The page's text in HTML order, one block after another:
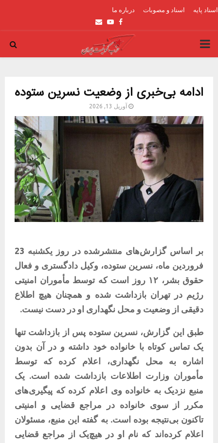
اسناد پایه اسناد و مصوبات درباره ما
Facebook
Youtube
Email
PRIMARY
ادامه بی‌خبری از وضعیت نسرین ستوده
آوریل 13, 2026
بر اساس گزارش‌های منتشرشده در روز یکشنبه 23
فروردین ماه، نسرین ستوده، وکیل دادگستری و فعال
حقوق بشر، ۱۲ روز است که توسط مأموران امنیتی
رژیم در تهران بازداشت شده و همچنان هیچ اطلاع
دقیقی از وضعیت و محل نگهداری او در دست نیست.
طبق این گزارش، نسرین ستوده پس از بازداشت تنها
یک تماس کوتاه با خانواده خود داشته و در آن بدون
اشاره به محل نگهداری، اعلام کرده که توسط
مأموران وزارت اطلاعات بازداشت شده است. یک
منبع نزدیک به خانواده وی اعلام کرده که پیگیری‌های
مکرر از سوی خانواده در مراجع قضایی و امنیتی
تاکنون بی‌نتیجه بوده است. به گفته این منبع، مسئولان
اعلام کرده‌اند که نام او در هیچ‌یک از مراجع قضایی